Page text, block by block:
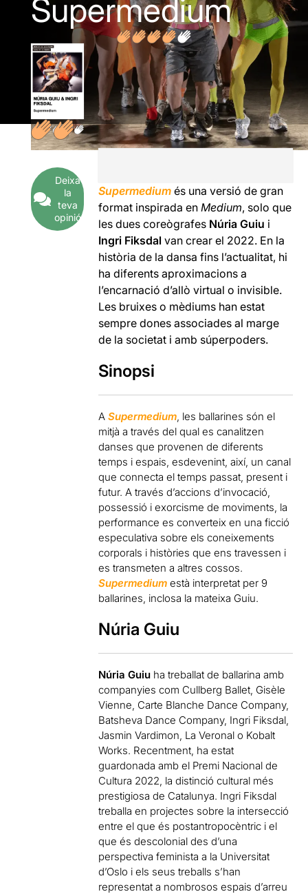
Supermedium
Deixa
la
teva
opinió
Supermediumés una versió de gran
format inspirada enMedium, solo que
les dues coreògrafes Núria Guiu i
Ingri Fiksdal van crear el 2022. En la
història de la dansa fins l’actualitat, hi
ha diferents aproximacions a
l’encarnació d’allò virtual o invisible.
Les bruixes o mèdiums han estat
sempre dones associades al marge
de la societat i amb súperpoders.
Sinopsi
ASupermedium, les ballarines són el
mitjà a través del qual es canalitzen
danses que provenen de diferents
temps i espais, esdevenint, així, un canal
que connecta el temps passat, present i
futur. A través d’accions d’invocació,
possessió i exorcisme de moviments, la
performance es converteix en una ficció
especulativa sobre els coneixements
corporals i històries que ens travessen i
es transmeten a altres cossos.
Supermedium està interpretat per 9
ballarines, inclosa la mateixa Guiu.
Núria Guiu
Núria Guiu ha treballat de ballarina amb
companyies com Cullberg Ballet, Gisèle
Vienne, Carte Blanche Dance Company,
Batsheva Dance Company, Ingri Fiksdal,
Jasmin Vardimon, La Veronal o Kobalt
Works. Recentment, ha estat
guardonada amb el Premi Nacional de
Cultura 2022, la distinció cultural més
prestigiosa de Catalunya. Ingri Fiksdal
treballa en projectes sobre la intersecció
entre el que és postantropocèntric i el
que és descolonial des d’una
perspectiva feminista a la Universitat
d’Oslo i els seus treballs s’han
representat a nombrosos espais d’arreu